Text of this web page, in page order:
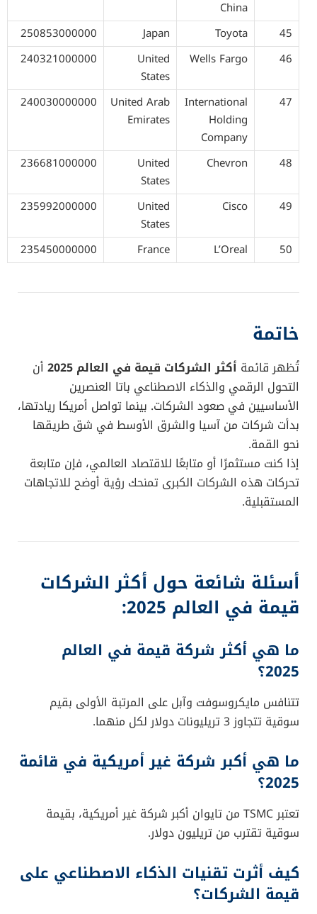
China
45
Toyota
Japan
250853000000
46
Wells Fargo
United
States
240321000000
47
International
Holding
Company
United Arab
Emirates
240030000000
48
Chevron
United
States
236681000000
49
Cisco
United
States
235992000000
50
L’Oreal
France
235450000000
خاتمة
تُظهر قائمة أكثر الشركات قيمة في العالم 2025
أن
التحول الرقمي والذكاء الاصطناعي باتا العنصرين
الأساسيين في صعود الشركات. بينما تواصل أمريكا ريادتها،
بدأت شركات من آسيا والشرق الأوسط في شق طريقها
نحو القمة.
إذا كنت مستثمرًا أو متابعًا للاقتصاد العالمي، فإن متابعة
تحركات هذه الشركات الكبرى تمنحك رؤية أوضح للاتجاهات
المستقبلية.
أسئلة شائعة حول أكثر الشركات
قيمة في العالم 2025:
ما هي أكثر شركة قيمة في العالم
2025؟
تتنافس مايكروسوفت وآبل على المرتبة الأولى بقيم
سوقية تتجاوز 3 تريليونات دولار لكل منهما.
ما هي أكبر شركة غير أمريكية في قائمة
2025؟
تعتبر TSMC من تايوان أكبر شركة غير أمريكية، بقيمة
سوقية تقترب من تريليون دولار.
كيف أثرت تقنيات الذكاء الاصطناعي على
قيمة الشركات؟